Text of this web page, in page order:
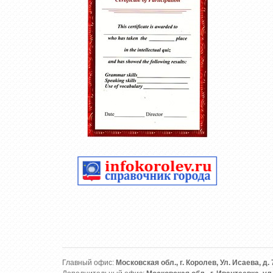
Главный офис: Московская обл., г. Королев, Ул. Исаева, д.